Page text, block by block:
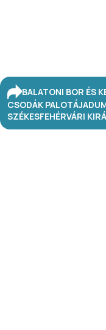
BALATONI BOR ÉS
CSODÁK PALOTÁJA
SZÉKESFEHÉRVÁRI